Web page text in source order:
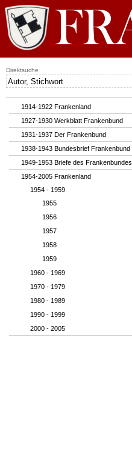
1914-1922 Frankenland
1927-1930 Werkblatt Frankenbund
1931-1937 Der Frankenbund
1938-1943 Bundesbrief Frankenbund
1949-1953 Briefe des Frankenbundes
1954-2005 Frankenland
1954 - 1959
1955
1956
1957
1958
1959
1960 - 1969
1970 - 1979
1980 - 1989
1990 - 1999
2000 - 2005
Direktsuche